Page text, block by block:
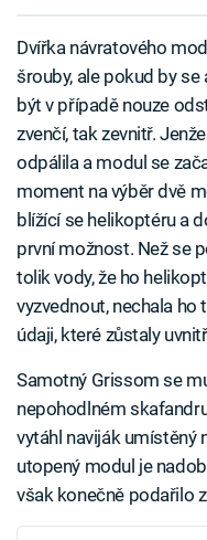
Dvířka návratového
šrouby, ale pokud by se
být v případě nouze
zvenčí, tak zevnitř.
odpálila a modul se
moment na výběr dvě
blížící se helikoptéru a
první možnost. Než se
tolik vody, že ho
vyzvednout, nechala ho
údaji, které zůstaly
Samotný Grissom se
nepohodlném
vytáhl naviják umístěný
utopený modul je
však konečně podařilo